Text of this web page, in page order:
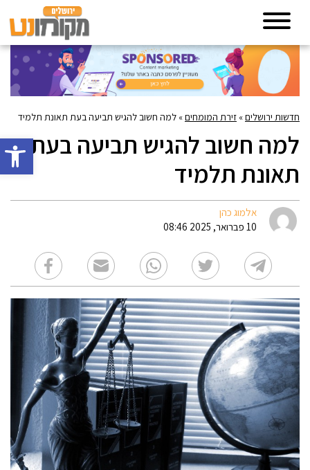
פתח
חדשות ירושלים» זירת המומחים» למה חשוב להגיש תביעה בעת תאונת תלמיד
למה חשוב להגיש תביעה בעת
תאונת תלמיד
אלמוג כהן
10 פברואר, 2025 08:46